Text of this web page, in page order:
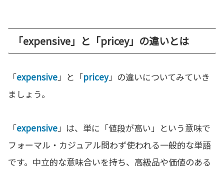
「expensive」と「pricey」の違いとは
「expensive」と「pricey」の違いについてみていき
ましょう。
「expensive」は、単に「値段が高い」という意味で
フォーマル・カジュアル問わず使われる一般的な単語
です。中立的な意味合いを持ち、高級品や価値のある